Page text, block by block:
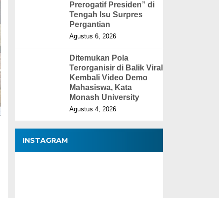
Prerogatif Presiden” di
Tengah Isu Surpres
Pergantian
Agustus 6, 2026
Ditemukan Pola
Terorganisir di Balik Viral
Kembali Video Demo
Mahasiswa, Kata
Monash University
Agustus 4, 2026
INSTAGRAM